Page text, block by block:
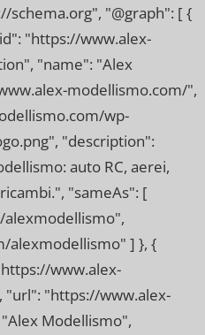
schema.org", "@graph": [ {
"https://www.alex-
"name": "Alex
modellismo.com/",
wp-
"description":
auto RC, aerei,
"sameAs": [
alexmodellismo" ] }, {
www.alex-
"https://www.alex-
Modellismo",